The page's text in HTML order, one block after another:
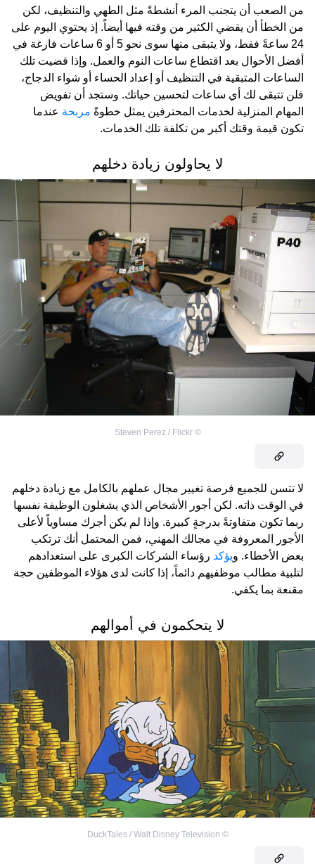
من الصعب أن يتجنب المرء أنشطةً مثل الطهي والتنظيف، لكن
من الخطأ أن يقضي الكثير من وقته فيها أيضاً. إذ يحتوي اليوم على
24 ساعةً فقط، ولا يتبقى منها سوى نحو 5 أو 6 ساعات فارغة في
أفضل الأحوال بعد اقتطاع ساعات النوم والعمل. وإذا قضيت تلك
الساعات المتبقية في التنظيف أو إعداد الحساء أو شواء الدجاج،
فلن تتبقى لك أي ساعات لتحسين حياتك. وستجد أن تفويض
المهام المنزلية لخدمات المحترفين يمثل خطوةً مربحة عندما
تكون قيمة وقتك أكبر من تكلفة تلك الخدمات.
لا يحاولون زيادة دخلهم
©
Steven Perez / Flickr
لا تتسن للجميع فرصة تغيير مجال عملهم بالكامل مع زيادة دخلهم
في الوقت ذاته. لكن أجور الأشخاص الذي يشغلون الوظيفة نفسها
ربما تكون متفاوتةً بدرجةٍ كبيرة. وإذا لم يكن أجرك مساوياً لأعلى
الأجور المعروفة في مجالك المهني، فمن المحتمل أنك ترتكب
بعض الأخطاء. ويؤكد رؤساء الشركات الكبرى على استعدادهم
لتلبية مطالب موظفيهم دائماً، إذا كانت لدى هؤلاء الموظفين حجة
مقنعة بما يكفي.
لا يتحكمون في أموالهم
©
DuckTales / Walt Disney Television